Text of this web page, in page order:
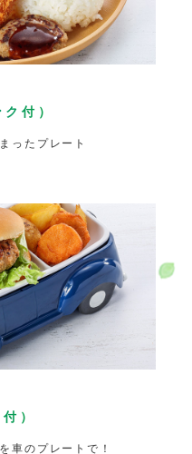
付）
ったプレート
）
車のプレートで！